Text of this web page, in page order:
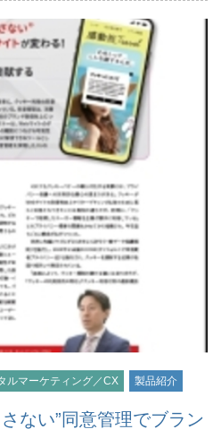
ルマーケティング／CX 製品紹介
ない”同意管理でブラン